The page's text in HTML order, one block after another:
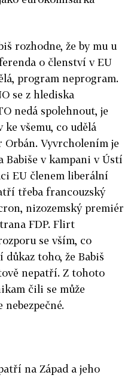
rozhodne, že by mu u
o členství v EU
program neprogram.
se z hlediska
nedá spolehnout, je
všemu, co udělá
Vyvrcholením je
Babiše v kampani v Ústí
EU členem liberální
třeba francouzský
nizozemský premiér
FDP. Flirt
se vším, co
toho, že Babiš
nepatří. Z tohoto
čili se může
na Západ a jeho